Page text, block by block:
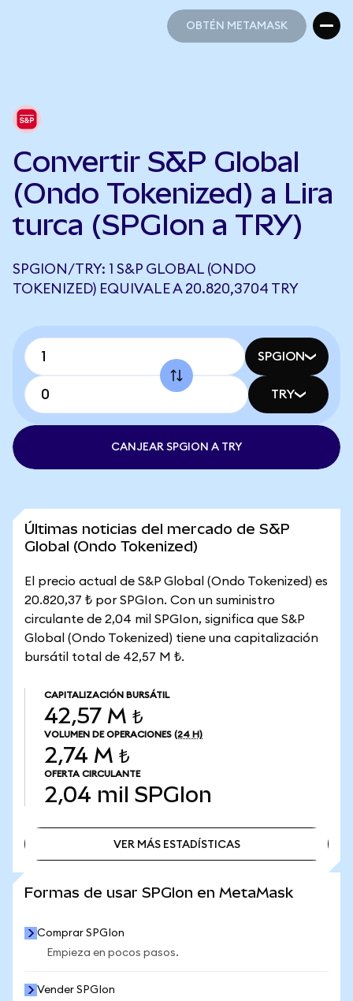
OBTÉN METAMASK
Convertir S&P Global
(Ondo Tokenized) a Lira
turca (SPGIon a TRY)
SPGION/TRY: 1 S&P GLOBAL (ONDO
TOKENIZED) EQUIVALE A 20.820,3704 TRY
SPGION
TRY
CANJEAR SPGION A TRY
Últimas noticias del mercado de S&P
Global (Ondo Tokenized)
El precio actual de S&P Global (Ondo Tokenized) es
20.820,37 ₺ por SPGIon. Con un suministro
circulante de 2,04 mil SPGIon, significa que S&P
Global (Ondo Tokenized) tiene una capitalización
bursátil total de 42,57 M ₺.
CAPITALIZACIÓN BURSÁTIL
42,57 M ₺
VOLUMEN DE OPERACIONES (24 H)
2,74 M ₺
OFERTA CIRCULANTE
2,04 mil SPGIon
VER MÁS ESTADÍSTICAS
Formas de usar SPGIon en MetaMask
Comprar SPGIon
Empieza en pocos pasos.
Vender SPGIon